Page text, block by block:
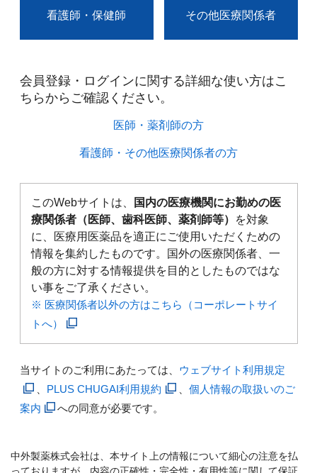
看護師・保健師 その他医療関係者
会員登録・ログインに関する詳細な使い方はこ
ちらからご確認ください。​
医師・薬剤師の方​
看護師・その他医療関係者の方​
このWebサイトは、
国内の医療機関にお勤めの医
療関係者（医師、歯科医師、薬剤師等）
を対象
に、医療用医薬品を適正にご使用いただくための
情報を集約したものです。国外の医療関係者、一
般の方に対する情報提供を目的としたものではな
い事をご了承ください。
※ 医療関係者以外の方はこちら（コーポレートサイ
トへ）
当サイトのご利用にあたっては、 ウェブサイト利用規定
PLUS CHUGAI利用規約
個人情報の取扱いのご
案内
への同意が必要です。
中外製薬株式会社は、本サイト上の情報について細心の注意を払
っておりますが、内容の正確性・完全性・有用性等に関して保証